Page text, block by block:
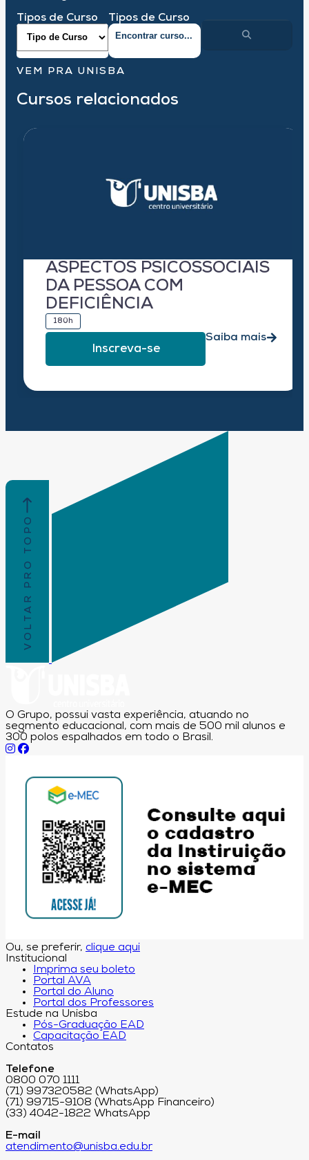
Tipos de Curso Tipos de Curso
VEM PRA UNISBA
Cursos relacionados
ASPECTOS PSICOSSOCIAIS
DA PESSOA COM
DEFICIÊNCIA
180h
Inscreva-se
Saiba mais
VOLTAR PRO TOPO
O Grupo, possui vasta experiência, atuando no
segmento educacional, com mais de 500 mil alunos e
300 polos espalhados em todo o Brasil.
Ou, se preferir, clique aqui
Institucional
Imprima seu boleto
Portal AVA
Portal do Aluno
Portal dos Professores
Estude na Unisba
Pós-Graduação EAD
Capacitação EAD
Contatos
Telefone
0800 070 1111
(71) 997320582 (WhatsApp)
(71) 99715-9108 (WhatsApp Financeiro)
(33) 4042-1822 WhatsApp
E-mail
atendimento@unisba.edu.br